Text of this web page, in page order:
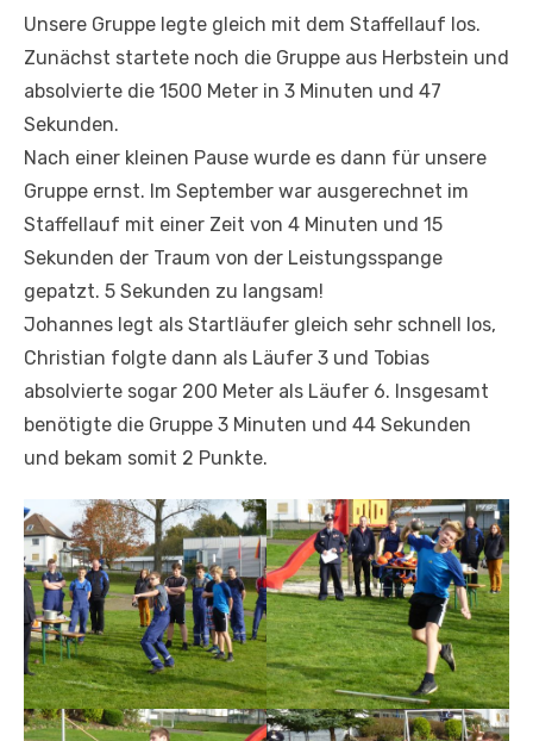
Unsere Gruppe legte gleich mit dem Staffellauf los.
Zunächst startete noch die Gruppe aus Herbstein und
absolvierte die 1500 Meter in 3 Minuten und 47
Sekunden.
Nach einer kleinen Pause wurde es dann für unsere
Gruppe ernst. Im September war ausgerechnet im
Staffellauf mit einer Zeit von 4 Minuten und 15
Sekunden der Traum von der Leistungsspange
gepatzt. 5 Sekunden zu langsam!
Johannes legt als Startläufer gleich sehr schnell los,
Christian folgte dann als Läufer 3 und Tobias
absolvierte sogar 200 Meter als Läufer 6. Insgesamt
benötigte die Gruppe 3 Minuten und 44 Sekunden
und bekam somit 2 Punkte.